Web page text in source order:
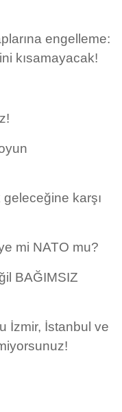
engelleme:
kısamayacak!
geleceğine karşı
mi NATO mu?
BAĞIMSIZ
İzmir, İstanbul ve